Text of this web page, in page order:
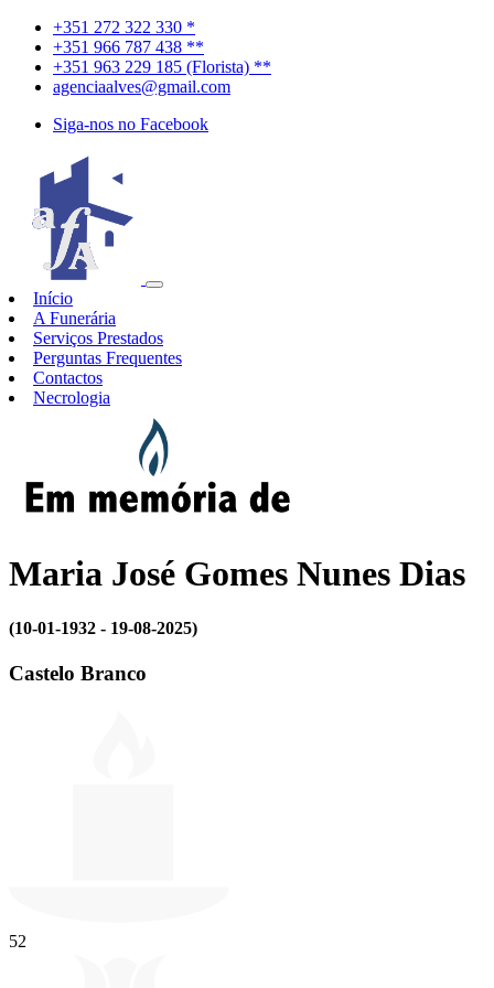
+351 272 322 330 *
+351 966 787 438 **
+351 963 229 185 (Florista) **
agenciaalves@gmail.com
Siga-nos no Facebook
Início
A Funerária
Serviços Prestados
Perguntas Frequentes
Contactos
Necrologia
Maria José Gomes Nunes Dias
(10-01-1932 - 19-08-2025)
Castelo Branco
52